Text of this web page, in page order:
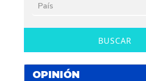
BUSCAR
OPINIÓN